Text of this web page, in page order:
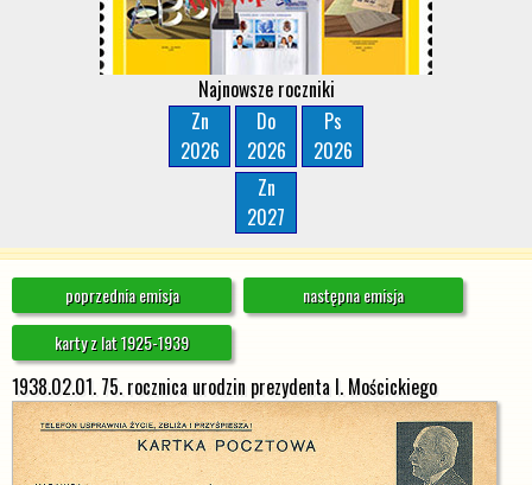
Najnowsze roczniki
Zn
2026
Do
2026
Ps
2026
Zn
2027
poprzednia emisja
następna emisja
karty z lat 1925-1939
1938.02.01. 75. rocznica urodzin prezydenta I. Mościckiego